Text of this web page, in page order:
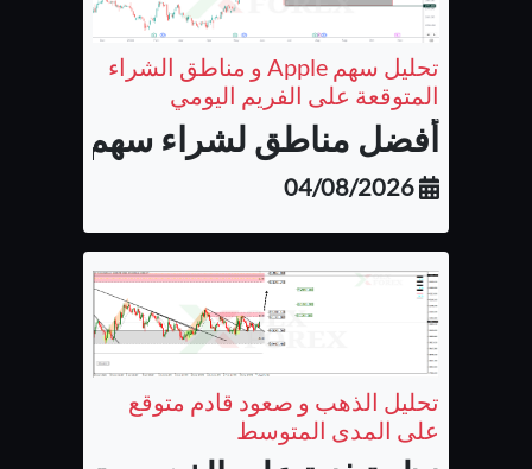
تحليل سهم Apple و مناطق الشراء
المتوقعة على الفريم اليومي
أفضل مناطق لشراء سهم شركة
04/08/2026
تحليل الذهب و صعود قادم متوقع
على المدى المتوسط